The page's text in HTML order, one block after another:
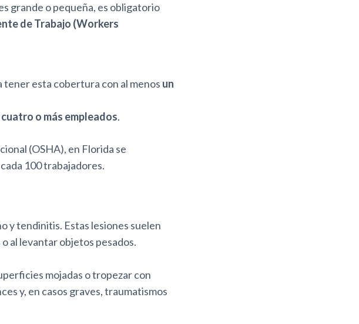
grande o pequeña, es obligatorio
de Trabajo (Workers
tener esta cobertura con al menos un
cuatro o más empleados.
(OSHA), en Florida se
100 trabajadores.
y tendinitis. Estas lesiones suelen
al levantar objetos pesados.
mojadas o tropezar con
y, en casos graves, traumatismos